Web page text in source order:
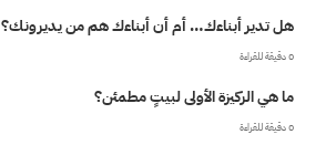
هل تدير أبناءك… أم أن أبناءك هم من يديرونك؟
0 دقيقة للقراءة
ما هي الركيزة الأولى لبيتٍ مطمئن؟
0 دقيقة للقراءة